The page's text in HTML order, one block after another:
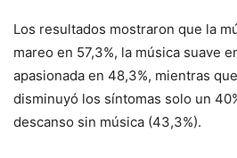
Los resultados mostraron que la
mareo en 57,3%, la música suave
apasionada en 48,3%, mientras
disminuyó los síntomas solo un
descanso sin música (43,3%).